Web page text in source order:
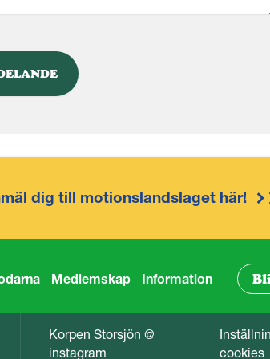
dig till motionslandslaget här!
Medlemskap Information
Korpen Storsjön @
instagram
cookies